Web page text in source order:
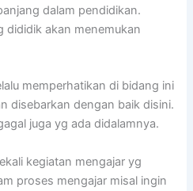
dalam pendidikan.
dididik akan menemukan
memperhatikan di bidang ini
disebarkan dengan baik disini.
juga yg ada didalamnya.
kegiatan mengajar yg
proses mengajar misal ingin